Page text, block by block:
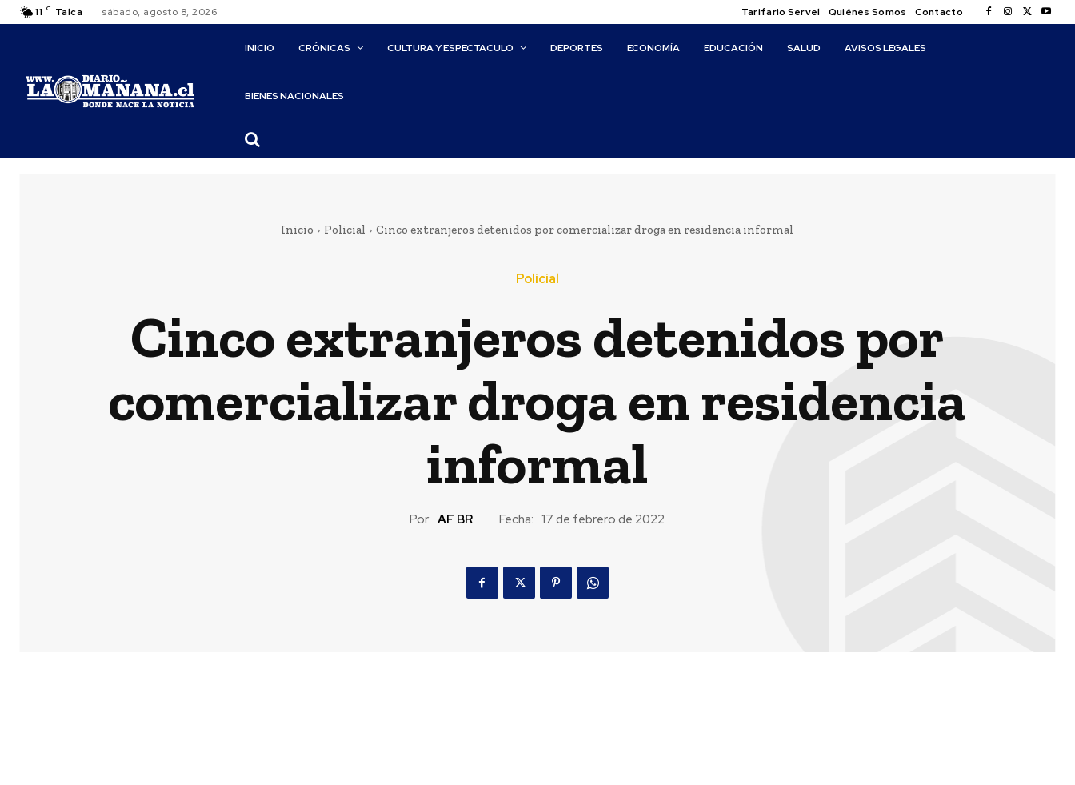
11 C Talca sábado, agosto 8, 2026 Tarifario Servel Quiénes Somos Contacto
INICIO CRÓNICAS CULTURA Y ESPECTACULO DEPORTES ECONOMÍA EDUCACIÓN SALUD AVISOS LEGALES
BIENES NACIONALES
Inicio Policial Cinco extranjeros detenidos por comercializar droga en residencia informal
Policial
Cinco extranjeros detenidos por
comercializar droga en residencia
informal
Por: AF BR Fecha: 17 de febrero de 2022